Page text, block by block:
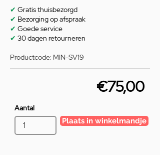
✔ Gratis thuisbezorgd
✔ Bezorging op afspraak
✔ Goede service
✔ 30 dagen retourneren
Productcode: MIN-SV19
€75,00
Aantal
Plaats in winkelmandje